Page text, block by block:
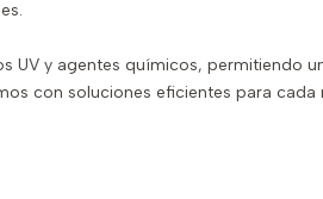
y agentes químicos, permitiendo
con soluciones eficientes para cada